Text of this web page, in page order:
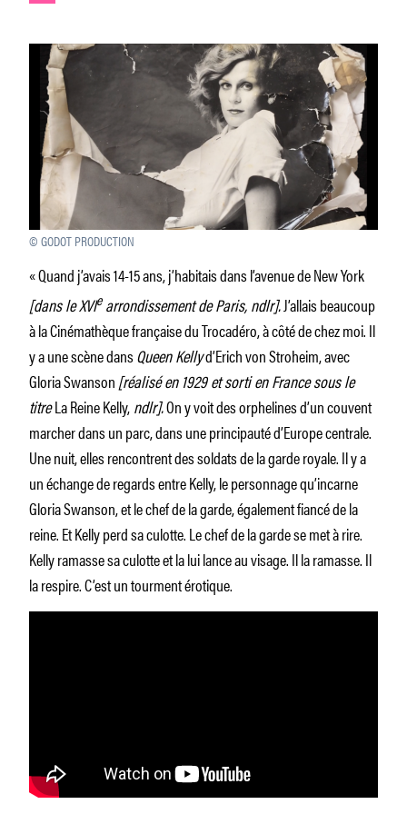
© GODOT PRODUCTION
« Quand j’avais 14-15 ans, j’habitais dans l’avenue de New York
[dans le XVIearrondissement de Paris, ndlr].J’allais beaucoup
à la Cinémathèque française du Trocadéro, à côté de chez moi. Il
y a une scène dansQueen Kellyd’Erich von Stroheim, avec
Gloria Swanson[réalisé en 1929 et sorti en France sous le
titreLa Reine Kelly,ndlr].On y voit des orphelines d’un couvent
marcher dans un parc, dans une principauté d’Europe centrale.
Une nuit, elles rencontrent des soldats de la garde royale. Il y a
un échange de regards entre Kelly, le personnage qu’incarne
Gloria Swanson, et le chef de la garde, également fiancé de la
reine. Et Kelly perd sa culotte. Le chef de la garde se met à rire.
Kelly ramasse sa culotte et la lui lance au visage. Il la ramasse. Il
la respire. C’est un tourment érotique.